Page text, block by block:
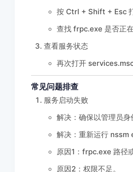
按 Ctrl + Shift + Esc
查找 frpc.exe 是否正在
查看服务状态
再次打开
常见问题排查
服务启动失败
解决：确保以管理员身
解决：重新运行 nssm
原因1：frpc.exe 路径
原因2：权限不足。